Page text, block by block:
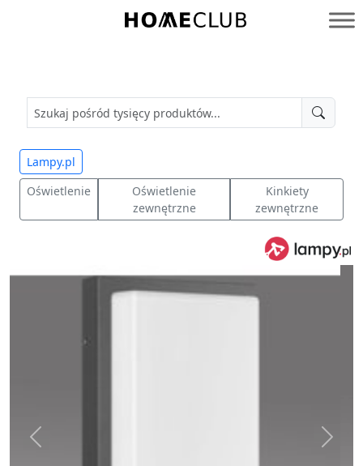
Homeclub
Lampy.pl
Oświetlenie
Oświetlenie
zewnętrzne
Kinkiety
zewnętrzne
Previous Next